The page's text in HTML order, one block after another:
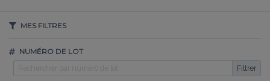
MES FILTRES
NUMÉRO DE LOT
Filtrer